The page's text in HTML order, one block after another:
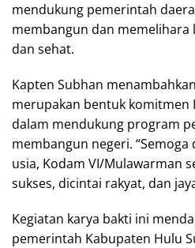
mendukung pemerintah
membangun dan memelihara
dan sehat.
Kapten Subhan
merupakan bentuk komitmen
dalam mendukung program
membangun negeri.
usia, Kodam VI/Mulawarman
sukses, dicintai rakyat, dan
Kegiatan karya bakti ini
pemerintah Kabupaten Hulu